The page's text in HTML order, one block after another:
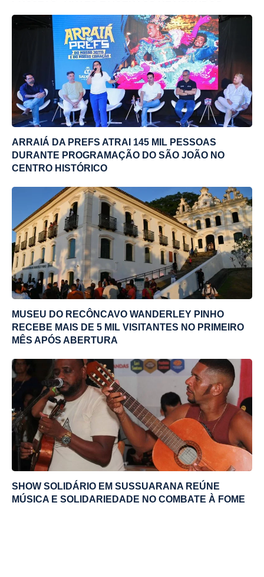
ARRAIÁ DA PREFS ATRAI 145 MIL PESSOAS
DURANTE PROGRAMAÇÃO DO SÃO JOÃO NO
CENTRO HISTÓRICO
MUSEU DO RECÔNCAVO WANDERLEY PINHO
RECEBE MAIS DE 5 MIL VISITANTES NO PRIMEIRO
MÊS APÓS ABERTURA
SHOW SOLIDÁRIO EM SUSSUARANA REÚNE
MÚSICA E SOLIDARIEDADE NO COMBATE À FOME